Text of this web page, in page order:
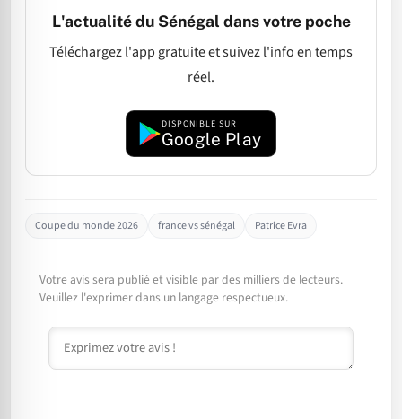
L'actualité du Sénégal dans votre poche
Téléchargez l'app gratuite et suivez l'info en temps
réel.
DISPONIBLE SUR
Google Play
Coupe du monde 2026 france vs sénégal Patrice Evra
Votre avis sera publié et visible par des milliers de lecteurs.
Veuillez l'exprimer dans un langage respectueux.
Commentaire